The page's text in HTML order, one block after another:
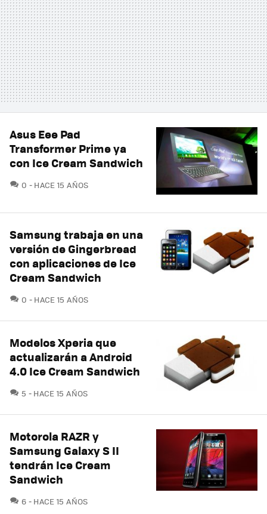
Asus Eee Pad
Transformer Prime ya
con Ice Cream Sandwich
0 COMENTARIOS
HACE 15 AÑOS
Samsung trabaja en una
versión de Gingerbread
con aplicaciones de Ice
Cream Sandwich
0 COMENTARIOS
HACE 15 AÑOS
Modelos Xperia que
actualizarán a Android
4.0 Ice Cream Sandwich
5 COMENTARIOS
HACE 15 AÑOS
Motorola RAZR y
Samsung Galaxy S II
tendrán Ice Cream
Sandwich
6 COMENTARIOS
HACE 15 AÑOS